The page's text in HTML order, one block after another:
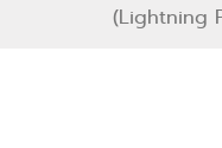
(Lightning